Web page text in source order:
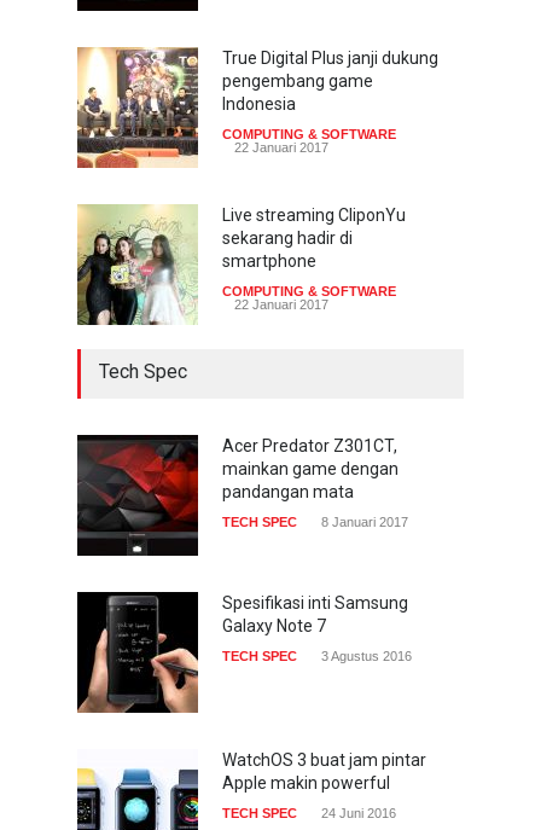
miliar dolar
INTERNET 22 Februari 2017
True Digital Plus janji dukung
pengembang game
Indonesia
COMPUTING & SOFTWARE
22 Januari 2017
Live streaming CliponYu
sekarang hadir di
smartphone
COMPUTING & SOFTWARE
22 Januari 2017
Tech Spec
Acer Predator Z301CT,
mainkan game dengan
pandangan mata
TECH SPEC 8 Januari 2017
Spesifikasi inti Samsung
Galaxy Note 7
TECH SPEC 3 Agustus 2016
WatchOS 3 buat jam pintar
Apple makin powerful
TECH SPEC 24 Juni 2016